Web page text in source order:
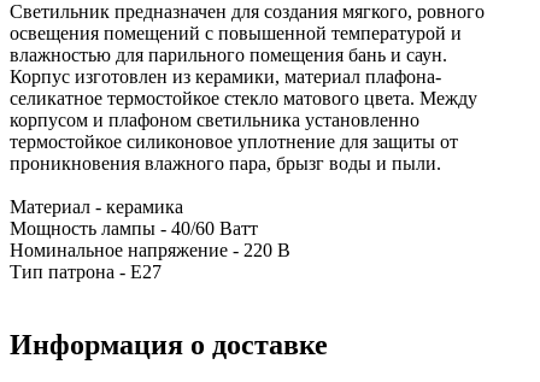
Светильник предназначен для создания мягкого, ровного
освещения помещений с повышенной температурой и
влажностью для парильного помещения бань и саун.
Корпус изготовлен из керамики, материал плафона-
селикатное термостойкое стекло матового цвета. Между
корпусом и плафоном светильника установленно
термостойкое силиконовое уплотнение для защиты от
проникновения влажного пара, брызг воды и пыли.
Материал - керамика
Мощность лампы - 40/60 Ватт
Номинальное напряжение - 220 В
Тип патрона - Е27
Информация о доставке